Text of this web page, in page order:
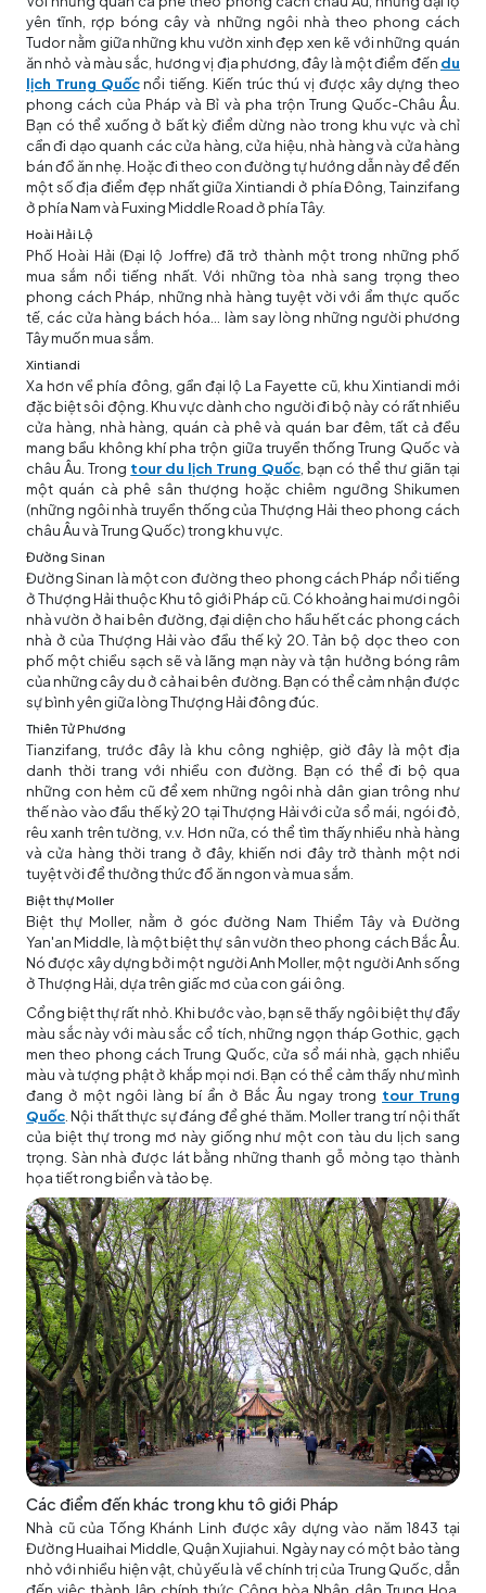
yên tĩnh, rợp bóng cây và những ngôi nhà theo phong cách
Tudor nằm giữa những khu vườn xinh đẹp xen kẽ với những quán
ăn nhỏ và màu sắc, hương vị địa phương, đây là một điểm đến du
lịch Trung Quốcnổi tiếng. Kiến trúc thú vị được xây dựng theo
phong cách của Pháp và Bỉ và pha trộn Trung Quốc-Châu Âu.
Bạn có thể xuống ở bất kỳ điểm dừng nào trong khu vực và chỉ
cần đi dạo quanh các cửa hàng, cửa hiệu, nhà hàng và cửa hàng
bán đồ ăn nhẹ. Hoặc đi theo con đường tự hướng dẫn này để đến
một số địa điểm đẹp nhất giữa Xintiandi ở phía Đông, Tainzifang
ở phía Nam và Fuxing Middle Road ở phía Tây.
Hoài Hải Lộ
Phố Hoài Hải (Đại lộ Joffre) đã trở thành một trong những phố
mua sắm nổi tiếng nhất. Với những tòa nhà sang trọng theo
phong cách Pháp, những nhà hàng tuyệt vời với ẩm thực quốc
tế, các cửa hàng bách hóa… làm say lòng những người phương
Tây muốn mua sắm.
Xintiandi
Xa hơn về phía đông, gần đại lộ La Fayette cũ, khu Xintiandi mới
đặc biệt sôi động. Khu vực dành cho người đi bộ này có rất nhiều
cửa hàng, nhà hàng, quán cà phê và quán bar đêm, tất cả đều
mang bầu không khí pha trộn giữa truyền thống Trung Quốc và
châu Âu. Trong tour du lịch Trung Quốc, bạn có thể thư giãn tại
một quán cà phê sân thượng hoặc chiêm ngưỡng Shikumen
(những ngôi nhà truyền thống của Thượng Hải theo phong cách
châu Âu và Trung Quốc) trong khu vực.
Đường Sinan
Đường Sinan là một con đường theo phong cách Pháp nổi tiếng
ở Thượng Hải thuộc Khu tô giới Pháp cũ. Có khoảng hai mươi ngôi
nhà vườn ở hai bên đường, đại diện cho hầu hết các phong cách
nhà ở của Thượng Hải vào đầu thế kỷ 20. Tản bộ dọc theo con
phố một chiều sạch sẽ và lãng mạn này và tận hưởng bóng râm
của những cây du ở cả hai bên đường. Bạn có thể cảm nhận được
sự bình yên giữa lòng Thượng Hải đông đúc.
Thiên Tử Phương
Tianzifang, trước đây là khu công nghiệp, giờ đây là một địa
danh thời trang với nhiều con đường. Bạn có thể đi bộ qua
những con hẻm cũ để xem những ngôi nhà dân gian trông như
thế nào vào đầu thế kỷ 20 tại Thượng Hải với cửa sổ mái, ngói đỏ,
rêu xanh trên tường, v.v. Hơn nữa, có thể tìm thấy nhiều nhà hàng
và cửa hàng thời trang ở đây, khiến nơi đây trở thành một nơi
tuyệt vời để thưởng thức đồ ăn ngon và mua sắm.
Biệt thự Moller
Biệt thự Moller, nằm ở góc đường Nam Thiểm Tây và Đường
Yan'an Middle, là một biệt thự sân vườn theo phong cách Bắc Âu.
Nó được xây dựng bởi một người Anh Moller, một người Anh sống
ở Thượng Hải, dựa trên giấc mơ của con gái ông.
Cổng biệt thự rất nhỏ. Khi bước vào, bạn sẽ thấy ngôi biệt thự đầy
màu sắc này với màu sắc cổ tích, những ngọn tháp Gothic, gạch
men theo phong cách Trung Quốc, cửa sổ mái nhà, gạch nhiều
màu và tượng phật ở khắp mọi nơi. Bạn có thể cảm thấy như mình
đang ở một ngôi làng bí ẩn ở Bắc Âu ngay trong tour Trung
Quốc . Nội thất thực sự đáng để ghé thăm. Moller trang trí nội thất
của biệt thự trong mơ này giống như một con tàu du lịch sang
trọng. Sàn nhà được lát bằng những thanh gỗ mỏng tạo thành
họa tiết rong biển và tảo bẹ.
Các điểm đến khác trong khu tô giới Pháp
Nhà cũ của Tống Khánh Linh được xây dựng vào năm 1843 tại
Đường Huaihai Middle, Quận Xujiahui. Ngày nay có một bảo tàng
nhỏ với nhiều hiện vật, chủ yếu là về chính trị của Trung Quốc, dẫn